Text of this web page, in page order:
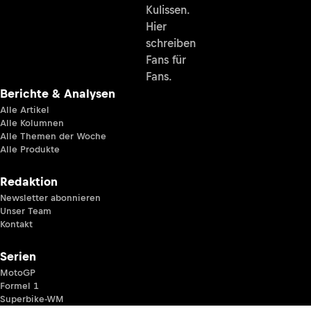
Kulissen.
Hier
schreiben
Fans für
Fans.
Berichte & Analysen
Alle Artikel
Alle Kolumnen
Alle Themen der Woche
Alle Produkte
Redaktion
Newsletter abonnieren
Unser Team
Kontakt
Serien
MotoGP
Formel 1
Superbike-WM